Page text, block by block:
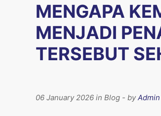
MENGAPA
MENJADI
TERSEBUT
06 January 2026 in Blog - byAdmin